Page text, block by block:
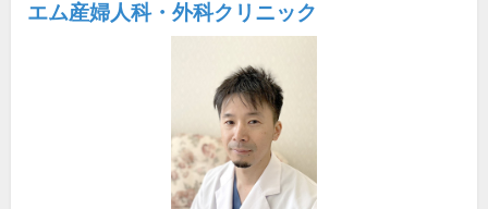
エム産婦人科・外科クリニック